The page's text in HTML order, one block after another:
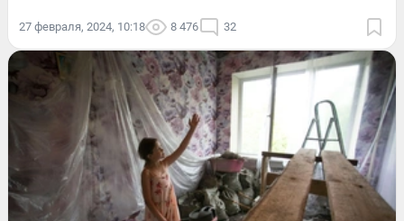
27 февраля, 2024, 10:18 8 476 32